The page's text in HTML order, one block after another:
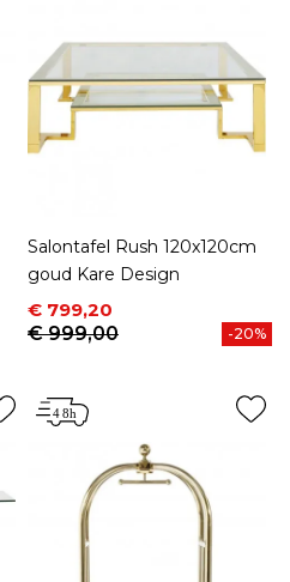
Salontafel Rush 120x120cm
goud Kare Design
Prijs
€ 799,20
Normale prijs
€ 999,00
-20%